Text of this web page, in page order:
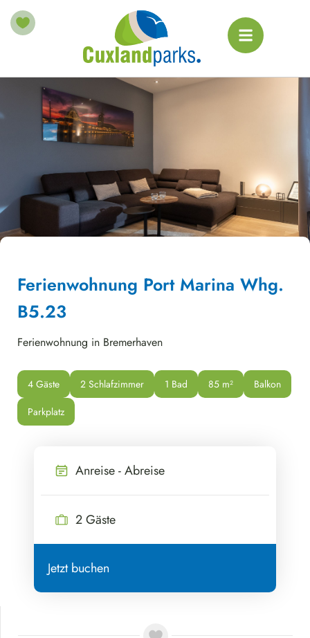
Ferienwohnung Port Marina Whg.
B5.23
Ferienwohnung in Bremerhaven
4 Gäste 2 Schlafzimmer 1 Bad 85 m²
Balkon
Parkplatz